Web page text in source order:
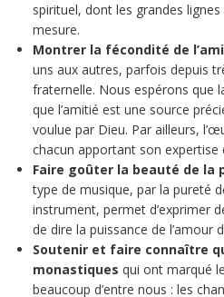
spirituel, dont les grandes
mesure.
Montrer la fécondité de
uns aux autres, parfois depuis
fraternelle. Nous espérons que
que l’amitié est une source
voulue par Dieu. Par ailleurs,
chacun apportant son
Faire goûter la beauté de la
type de musique, par la pureté
instrument, permet d’exprimer
de dire la puissance de l’amour
Soutenir et faire connaître
monastiques qui ont marqué
beaucoup d’entre nous : les